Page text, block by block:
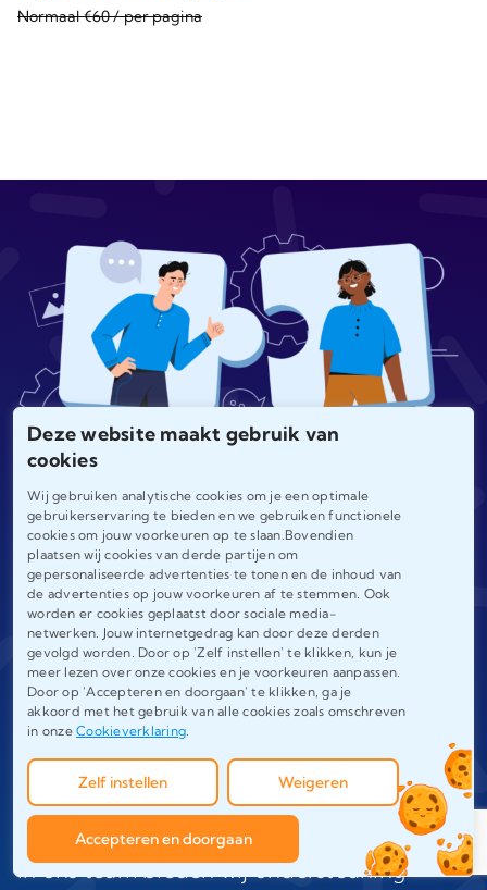
Deze website maakt gebruik van
cookies
Wij gebruiken analytische cookies om je een optimale
gebruikerservaring te bieden en we gebruiken functionele
cookies om jouw voorkeuren op te slaan.Bovendien
plaatsen wij cookies van derde partijen om
gepersonaliseerde advertenties te tonen en de inhoud van
de advertenties op jouw voorkeuren af te stemmen. Ook
worden er cookies geplaatst door sociale media-
netwerken. Jouw internetgedrag kan door deze derden
gevolgd worden. Door op 'Zelf instellen' te klikken, kun je
meer lezen over onze cookies en je voorkeuren aanpassen.
Door op 'Accepteren en doorgaan' te klikken, ga je
akkoord met het gebruik van alle cookies zoals omschreven
in onzeCookieverklaring.
Zelf instellen Weigeren
Accepteren en doorgaan
Normaal €60 / per pagina
Onze schrijvers en proeflezers
voor uw artikel
Met meer dan 120 ervaren specialisten
in ons team bieden wij ondersteuning